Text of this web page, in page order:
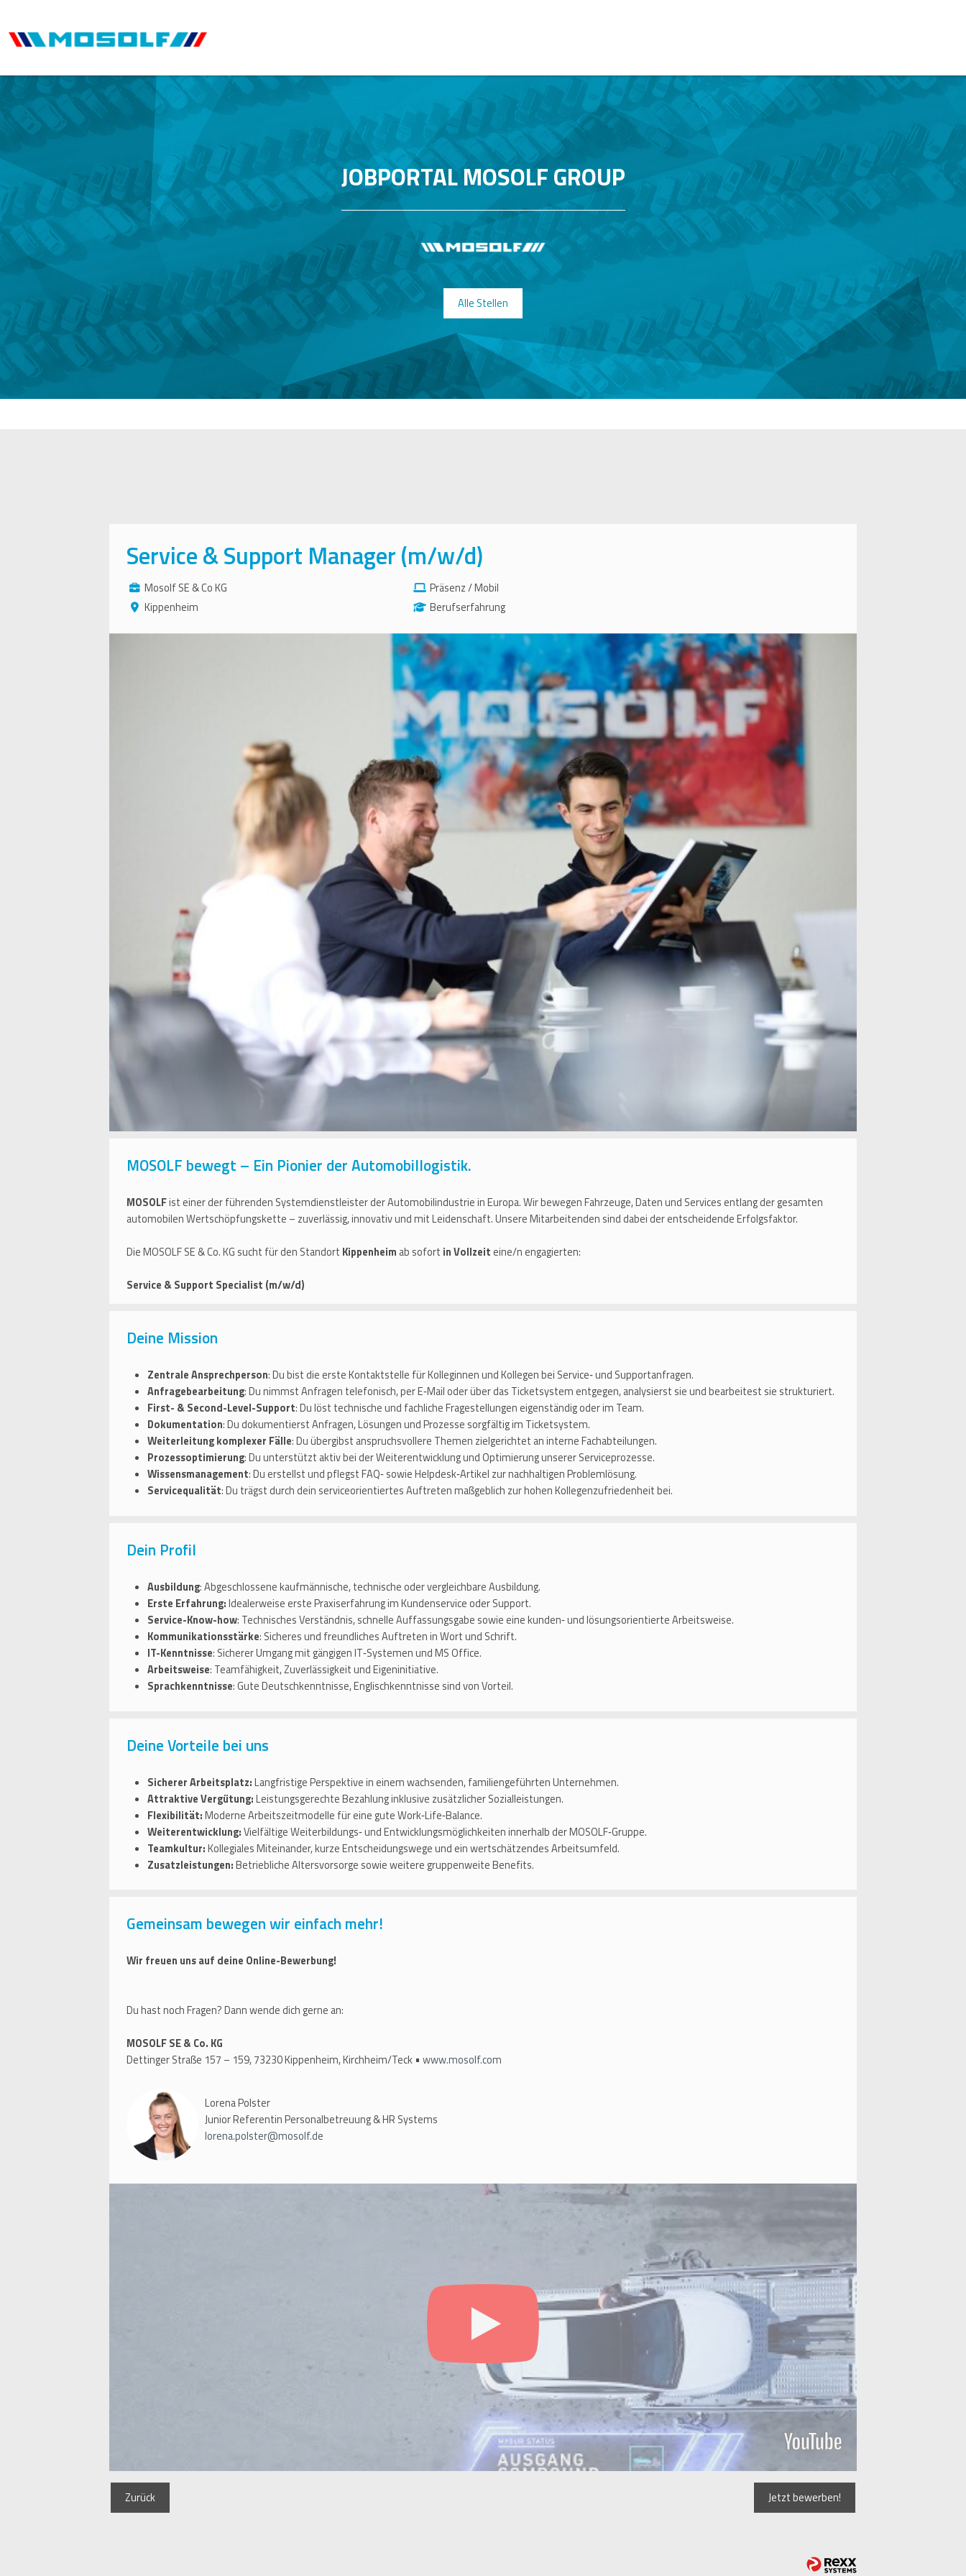
JOBPORTAL MOSOLF GROUP
Alle Stellen
Service & Support Manager (m/w/d)
Mosolf SE & Co KG
Kippenheim
Präsenz / Mobil
Berufserfahrung
MOSOLF bewegt – Ein Pionier der Automobillogistik.
MOSOLFist einer der führenden Systemdienstleister der Automobilindustrie in Europa. Wir bewegen Fahrzeuge, Daten und Services entlang der gesamten
automobilen Wertschöpfungskette – zuverlässig, innovativ und mit Leidenschaft. Unsere Mitarbeitenden sind dabei der entscheidende Erfolgsfaktor.
Die MOSOLF SE & Co. KG sucht für den Standort Kippenheim ab sofort in Vollzeit eine/n engagierten:
Service & Support Specialist (m/w/d)
Deine Mission
Zentrale Ansprechperson: Du bist die erste Kontaktstelle für Kolleginnen und Kollegen bei Service‑ und Supportanfragen.
Anfragebearbeitung: Du nimmst Anfragen telefonisch, per E‑Mail oder über das Ticketsystem entgegen, analysierst sie und bearbeitest sie strukturiert.
First- & Second-Level-Support: Du löst technische und fachliche Fragestellungen eigenständig oder im Team.
Dokumentation: Du dokumentierst Anfragen, Lösungen und Prozesse sorgfältig im Ticketsystem.
Weiterleitung komplexer Fälle: Du übergibst anspruchsvollere Themen zielgerichtet an interne Fachabteilungen.
Prozessoptimierung: Du unterstützt aktiv bei der Weiterentwicklung und Optimierung unserer Serviceprozesse.
Wissensmanagement: Du erstellst und pflegst FAQ‑ sowie Helpdesk‑Artikel zur nachhaltigen Problemlösung.
Servicequalität: Du trägst durch dein serviceorientiertes Auftreten maßgeblich zur hohen Kollegenzufriedenheit bei.
Dein Profil
Ausbildung: Abgeschlossene kaufmännische, technische oder vergleichbare Ausbildung.
Erste Erfahrung:Idealerweise erste Praxiserfahrung im Kundenservice oder Support.
Service-Know-how: Technisches Verständnis, schnelle Auffassungsgabe sowie eine kunden‑ und lösungsorientierte Arbeitsweise.
Kommunikationsstärke: Sicheres und freundliches Auftreten in Wort und Schrift.
IT-Kenntnisse: Sicherer Umgang mit gängigen IT‑Systemen und MS Office.
Arbeitsweise: Teamfähigkeit, Zuverlässigkeit und Eigeninitiative.
Sprachkenntnisse: Gute Deutschkenntnisse, Englischkenntnisse sind von Vorteil.
Deine Vorteile bei uns
Sicherer Arbeitsplatz:Langfristige Perspektive in einem wachsenden, familiengeführten Unternehmen.
Attraktive Vergütung:Leistungsgerechte Bezahlung inklusive zusätzlicher Sozialleistungen.
Flexibilität:Moderne Arbeitszeitmodelle für eine gute Work‑Life‑Balance.
Weiterentwicklung:Vielfältige Weiterbildungs‑ und Entwicklungsmöglichkeiten innerhalb der MOSOLF‑Gruppe.
Teamkultur:Kollegiales Miteinander, kurze Entscheidungswege und ein wertschätzendes Arbeitsumfeld.
Zusatzleistungen:Betriebliche Altersvorsorge sowie weitere gruppenweite Benefits.
Gemeinsam bewegen wir einfach mehr!
Wir freuen uns auf deine Online-Bewerbung!
Du hast noch Fragen? Dann wende dich gerne an:
MOSOLF SE & Co. KG
Dettinger Straße 157 – 159, 73230 Kippenheim, Kirchheim/Teck • www.mosolf.com
Lorena Polster
Junior Referentin Personalbetreuung & HR Systems
lorena.polster@mosolf.de
Zurück Jetzt bewerben!